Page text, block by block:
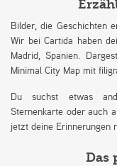
Bilder, die Geschichten
Wir bei Cartida haben
Madrid, Spanien.
Minimal City Map mit
Du suchst etwas
Sternenkarte oder auch
jetzt deine Erinnerungen
Das